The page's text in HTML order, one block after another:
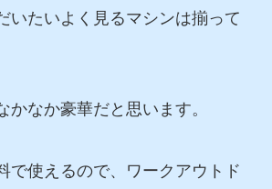
いたいよく見るマシンは揃って
かなか豪華だと思います。
で使えるので、ワークアウトド